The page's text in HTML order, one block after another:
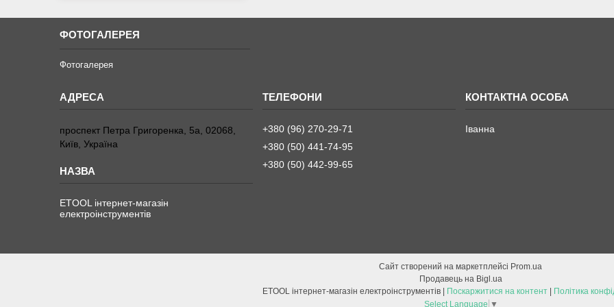
ФОТОГАЛЕРЕЯ
Фотогалерея
проспект Петра Григоренка, 5а, 02068,
Київ, Україна
ETOOL інтернет-магазін
електроінструментів
+380 (96) 270-29-71
+380 (50) 441-74-95
+380 (50) 442-99-65
Іванна
Сайт створений на маркетплейсі Prom.ua
Продавець на Bigl.ua
Поскаржитися на контент
Політика
Select Language ▼